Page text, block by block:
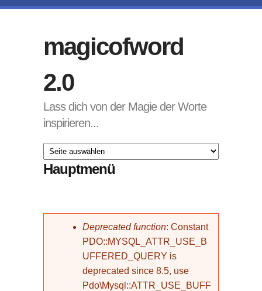
magicofword
2.0
Lass dich von der Magie der Worte
inspirieren...
Hauptmenü
Fehlermeldung
Deprecated function: Constant
PDO::MYSQL_ATTR_USE_B
UFFERED_QUERY is
deprecated since 8.5, use
Pdo\Mysql::ATTR_USE_BUFF